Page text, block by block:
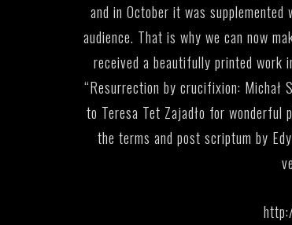
and in October it was
audience. That is why we can now
received a beautifully printed work
“Resurrection by crucifixion: Michał
to Teresa Tet Zajadło for wonderful
the terms and post scriptum by